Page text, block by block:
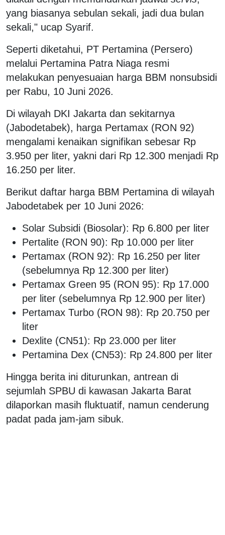
yang biasanya sebulan sekali, jadi dua bulan
sekali," ucap Syarif.
Seperti diketahui, PT Pertamina (Persero)
melalui Pertamina Patra Niaga resmi
melakukan penyesuaian harga BBM nonsubsidi
per Rabu, 10 Juni 2026.
Di wilayah DKI Jakarta dan sekitarnya
(Jabodetabek), harga Pertamax (RON 92)
mengalami kenaikan signifikan sebesar Rp
3.950 per liter, yakni dari Rp 12.300 menjadi Rp
16.250 per liter.
Berikut daftar harga BBM Pertamina di wilayah
Jabodetabek per 10 Juni 2026:
Solar Subsidi (Biosolar): Rp 6.800 per liter
Pertalite (RON 90): Rp 10.000 per liter
Pertamax (RON 92): Rp 16.250 per liter
(sebelumnya Rp 12.300 per liter)
Pertamax Green 95 (RON 95): Rp 17.000
per liter (sebelumnya Rp 12.900 per liter)
Pertamax Turbo (RON 98): Rp 20.750 per
liter
Dexlite (CN51): Rp 23.000 per liter
Pertamina Dex (CN53): Rp 24.800 per liter
Hingga berita ini diturunkan, antrean di
sejumlah SPBU di kawasan Jakarta Barat
dilaporkan masih fluktuatif, namun cenderung
padat pada jam-jam sibuk.